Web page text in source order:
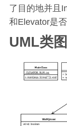
了目的地并且
和Elevator是否
UML类